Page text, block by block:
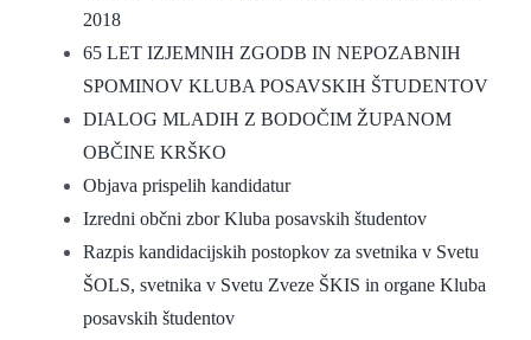
2018
65 LET IZJEMNIH ZGODB IN NEPOZABNIH
SPOMINOV KLUBA POSAVSKIH ŠTUDENTOV
DIALOG MLADIH Z BODOČIM ŽUPANOM
OBČINE KRŠKO
Objava prispelih kandidatur
Izredni občni zbor Kluba posavskih študentov
Razpis kandidacijskih postopkov za svetnika v Svetu
ŠOLS, svetnika v Svetu Zveze ŠKIS in organe Kluba
posavskih študentov